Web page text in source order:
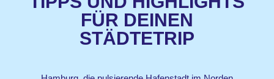
FÜR DEINEN
STÄDTETRIP